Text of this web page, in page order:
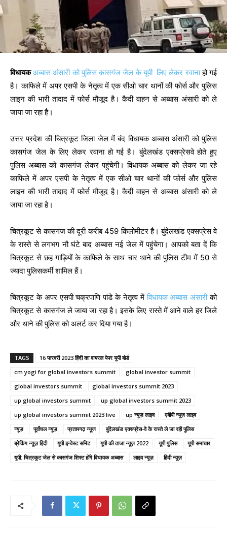
विधायक अब्बास अंसारी को पुलिस कासगंज जेल के यूपी लिए लेकर रवानाहो गई
है। काफिले में अपर एसपी के नेतृत्व में एक सीओ चार थानों की फोर्स और पुलिस
लाइन की भारी तादाद में फोर्स मौजूद है। कैदी वाहन से अब्बास अंसारी को ले
जाया जा रहा है।
उत्तर प्रदेश की चित्रकूट जिला जेल में बंद विधायक अब्बास अंसारी को पुलिस
कासगंज जेल के लिए लेकर रवाना हो गई है। बुंदेलखंड एक्सप्रेसवे होते हुए
पुलिस अब्बास को कासगंज लेकर पहुंचेगी। विधायक अब्बास को लेकर जा रहे
काफिले में अपर एसपी के नेतृत्व में एक सीओ चार थानों की फोर्स और पुलिस
लाइन की भारी तादाद में फोर्स मौजूद है। कैदी वाहन से अब्बास अंसारी को ले
जाया जा रहा है।
चित्रकूट से कासगंज की दूरी करीब 459 किलोमीटर है। बुंदेलखंड एक्सप्रेस वे
के रास्ते से लगभग नौ घंटे बाद अब्बास नई जेल में पहुंचेगा। आपको बता दें कि
चित्रकूट से छह गाड़ियों के काफिले के साथ चार थाने की पुलिस टीम में 50 से
ज्यादा पुलिसकर्मी शामिल हैं।
चित्रकूट के अपर एसपी चक्रपाणि पांडे के नेतृत्व मेंविधायक अब्बास अंसारीको
चित्रकूट से कासगंज ले जाया जा रहा है। इसके लिए रास्ते में आने वाले हर जिले
और थाने की पुलिस को अलर्ट कर दिया गया है।
TAGS
16 फरवरी 2023 हिंदी का वायरल पेपर यूपी बोर्ड
cm yogi for global investors summit
global investor summit
global investors summit
global investors summit 2023
up global investors summit
up global investors summit 2023
up global investors summit 2023 live
up न्यूज़ लाइव
एबीपी न्यूज़ लाइव
न्यूज़
पूर्वांचल न्यूज़ प्रतापगढ़ न्यूज
बुंदेलखंड एक्सप्रेस-वे के रास्ते ले जा रही पुलिस
ब्रेकिंग न्यूज़ हिंदी
यूपी इन्वेस्ट समिट यूपी की ताजा न्यूज़ 2022 यूपी पुलिस
यूपी समाचार
यूपी: चित्रकूट जेल से कासगंज शिफ्ट होंगे विधायक अब्बास
लाइव न्यूज़ हिंदी न्यूज़